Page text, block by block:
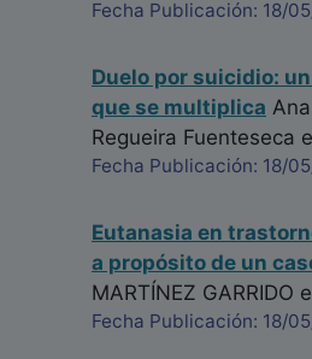
Fecha Publicación: 18/
Duelo por suicidio:
que se multiplica
Regueira Fuenteseca
Fecha Publicación: 18/
Eutanasia en
a propósito de un
MARTÍNEZ GARRIDO
Fecha Publicación: 18/